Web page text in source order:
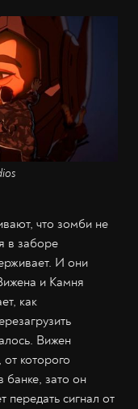
что зомби не
в заборе
И они
и Камня
как
Вижен
которого
банке, зато он
сигнал от